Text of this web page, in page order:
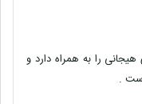
را به همراه دارد و
.